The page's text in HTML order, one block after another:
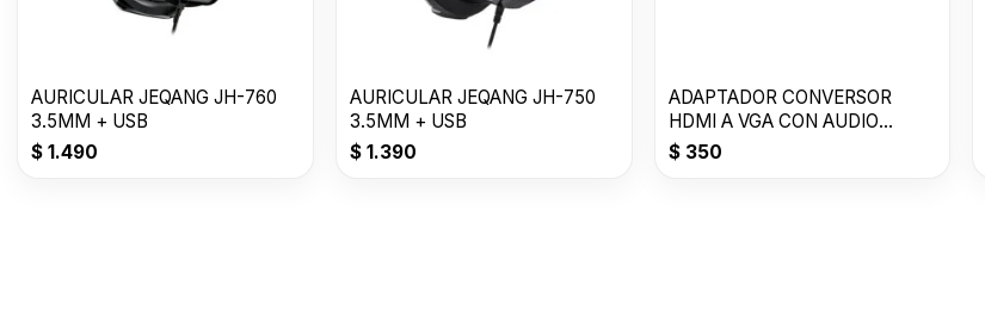
AURICULAR JEQANG JH-760
3.5MM + USB
$ 1.490
AURICULAR JEQANG JH-750
3.5MM + USB
$1.390
ADAPTADOR CONVERSOR
HDMI A VGA CON AUDIO
ACTIVO
$350